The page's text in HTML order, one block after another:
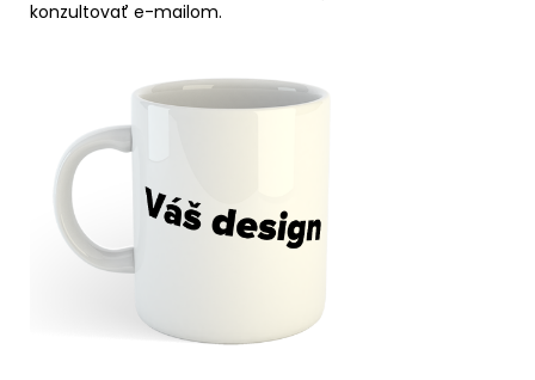
konzultovať e-mailom.